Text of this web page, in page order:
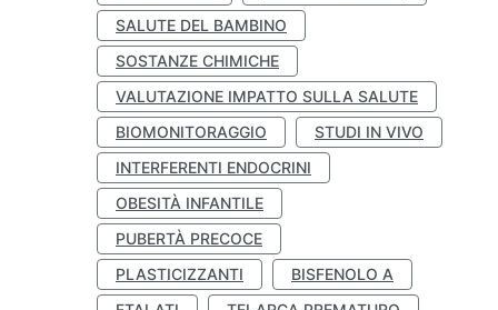
SALUTE DEL BAMBINO
SOSTANZE CHIMICHE
VALUTAZIONE IMPATTO SULLA SALUTE
BIOMONITORAGGIO
STUDI IN VIVO
INTERFERENTI ENDOCRINI
OBESITÀ INFANTILE
PUBERTÀ PRECOCE
PLASTICIZZANTI
BISFENOLO A